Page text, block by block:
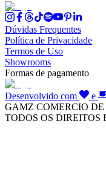
Dúvidas Frequentes
Política de Privacidade
Termos de Uso
Showrooms
Formas de pagamento
Desenvolvido com e
GAMZ COMERCIO DE
TODOS OS DIREITOS